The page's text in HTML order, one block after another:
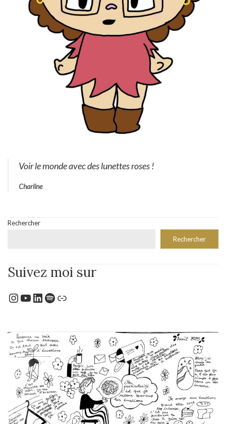
Voir le monde avec des lunettes roses !
Charline
Rechercher
Rechercher
Suivez moi sur
Instagram
YouTube
LinkedIn
Spotify
Lien